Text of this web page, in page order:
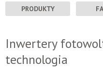
PRODUKTY
Inwertery
technologia